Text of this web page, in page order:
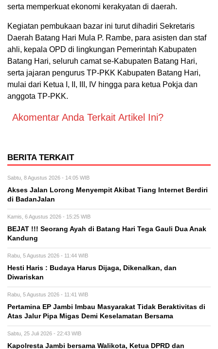
serta memperkuat ekonomi kerakyatan di daerah.
Kegiatan pembukaan bazar ini turut dihadiri Sekretaris
Daerah Batang Hari Mula P. Rambe, para asisten dan staf
ahli, kepala OPD di lingkungan Pemerintah Kabupaten
Batang Hari, seluruh camat se-Kabupaten Batang Hari,
serta jajaran pengurus TP-PKK Kabupaten Batang Hari,
mulai dari Ketua I, II, III, IV hingga para ketua Pokja dan
anggota TP-PKK.
Akomentar Anda Terkait Artikel Ini?
BERITA TERKAIT
Sabtu, 8 Agustus 2026 - 14:05 WIB
Akses Jalan Lorong Menyempit Akibat Tiang Internet Berdiri
di BadanJalan
Kamis, 6 Agustus 2026 - 15:25 WIB
BEJAT !!! Seorang Ayah di Batang Hari Tega Gauli Dua Anak
Kandung
Rabu, 5 Agustus 2026 - 11:44 WIB
Hesti Haris : Budaya Harus Dijaga, Dikenalkan, dan
Diwariskan
Rabu, 5 Agustus 2026 - 11:41 WIB
Pertamina EP Jambi Imbau Masyarakat Tidak Beraktivitas di
Atas Jalur Pipa Migas Demi Keselamatan Bersama
Sabtu, 25 Juli 2026 - 22:43 WIB
Kapolresta Jambi bersama Walikota, Ketua DPRD dan